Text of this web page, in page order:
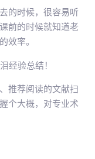
的时候，很容易听
前的时候就知道老
效率。
推荐阅读的文献扫
个大概，对专业术